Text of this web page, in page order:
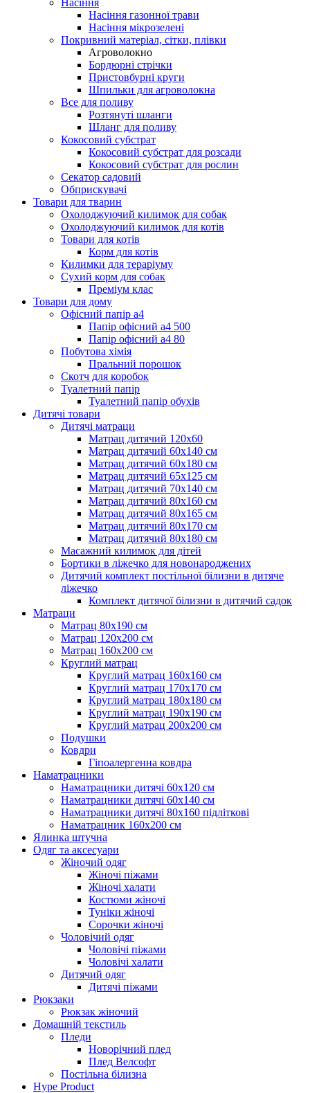
Насіння
Насіння газонної трави
Насіння мікрозелені
Покривний матеріал, сітки, плівки
Агроволокно
Бордюрні стрічки
Пристовбурні круги
Шпильки для агроволокна
Все для поливу
Розтянуті шланги
Шланг для поливу
Кокосовий субстрат
Кокосовий субстрат для розсади
Кокосовий субстрат для рослин
Секатор садовий
Обприскувачі
Товари для тварин
Охолоджуючий килимок для собак
Охолоджуючий килимок для котів
Товари для котів
Корм для котів
Килимки для тераріуму
Сухий корм для собак
Преміум клас
Товари для дому
Офісний папір а4
Папір офісний а4 500
Папір офісний а4 80
Побутова хімія
Пральний порошок
Скотч для коробок
Туалетний папір
Туалетний папір обухів
Дитячі товари
Дитячі матраци
Матрац дитячий 120х60
Матрац дитячий 60х140 см
Матрац дитячий 60х180 см
Матрац дитячий 65х125 см
Матрац дитячий 70х140 см
Матрац дитячий 80х160 см
Матрац дитячий 80х165 см
Матрац дитячий 80х170 см
Матрац дитячий 80х180 см
Масажний килимок для дітей
Бортики в ліжечко для новонароджених
Дитячий комплект постільної білизни в дитяче
ліжечко
Комплект дитячої білизни в дитячий садок
Матраци
Матрац 80х190 см
Матрац 120х200 см
Матрац 160х200 см
Круглий матрац
Круглий матрац 160х160 см
Круглий матрац 170х170 см
Круглий матрац 180х180 см
Круглий матрац 190х190 см
Круглий матрац 200х200 см
Подушки
Ковдри
Гіпоалергенна ковдра
Наматрацники
Наматрацники дитячі 60х120 см
Наматрацники дитячі 60х140 см
Наматрацники дитячі 80х160 підліткові
Наматрацник 160х200 см
Ялинка штучна
Одяг та аксесуари
Жіночий одяг
Жіночі піжами
Жіночі халати
Костюми жіночі
Туніки жіночі
Сорочки жіночі
Чоловічий одяг
Чоловічі піжами
Чоловічі халати
Дитячий одяг
Дитячі піжами
Рюкзаки
Рюкзак жіночий
Домашній текстиль
Пледи
Новорічний плед
Плед Велсофт
Постільна білизна
Hype Product